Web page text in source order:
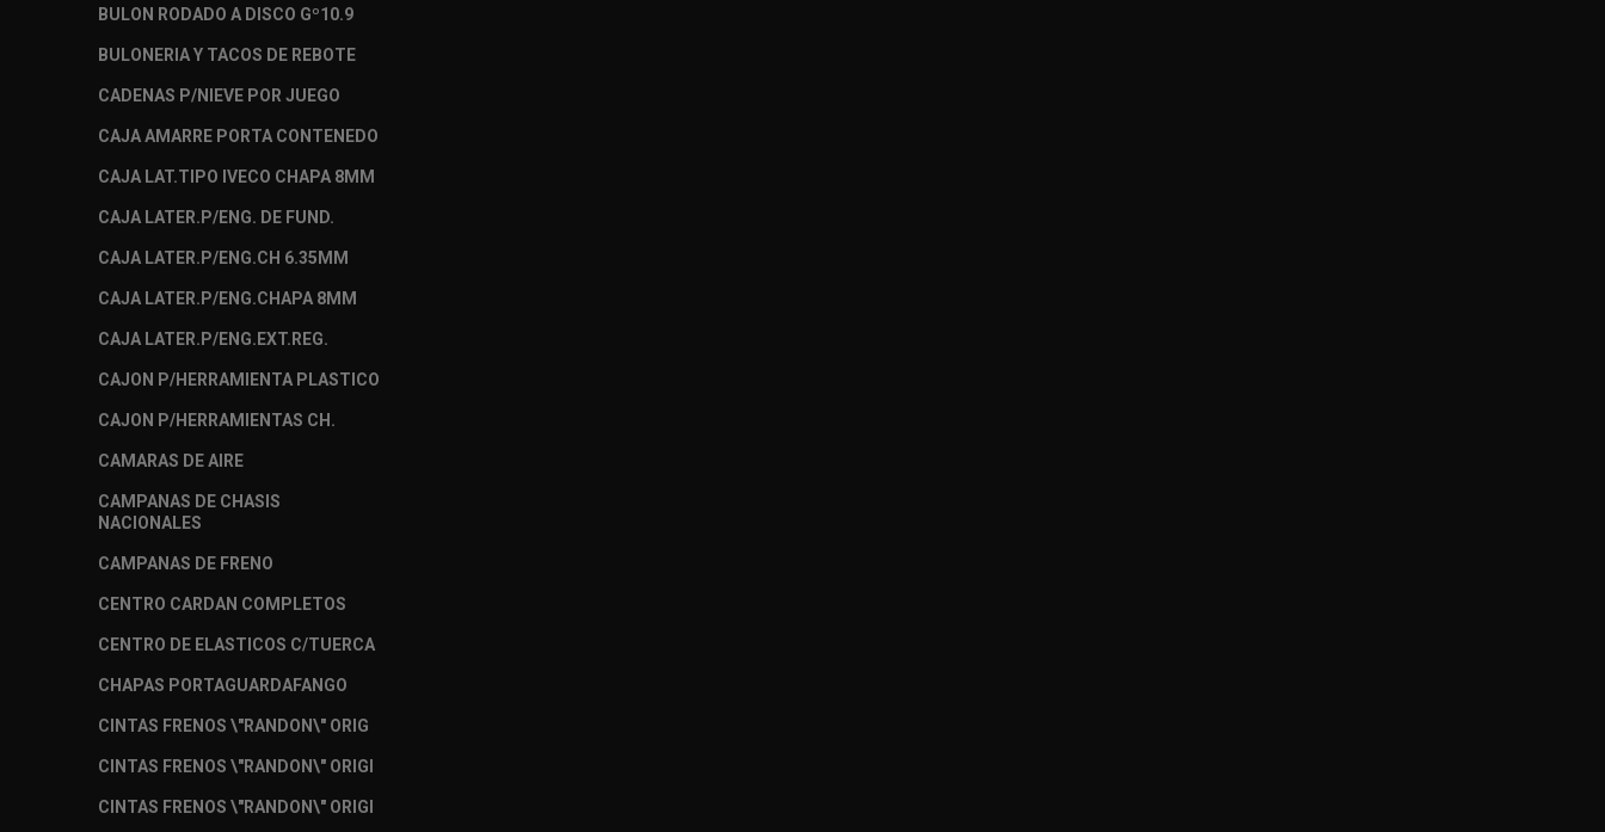
BULON RODADO A DISCO Gº10.9
BULONERIA Y TACOS DE REBOTE
CADENAS P/NIEVE POR JUEGO
CAJA AMARRE PORTA CONTENEDO
CAJA LAT.TIPO IVECO CHAPA 8MM
CAJA LATER.P/ENG. DE FUND.
CAJA LATER.P/ENG.CH 6.35MM
CAJA LATER.P/ENG.CHAPA 8MM
CAJA LATER.P/ENG.EXT.REG.
CAJON P/HERRAMIENTA PLASTICO
CAJON P/HERRAMIENTAS CH.
CAMARAS DE AIRE
CAMPANAS DE CHASIS
NACIONALES
CAMPANAS DE FRENO
CENTRO CARDAN COMPLETOS
CENTRO DE ELASTICOS C/TUERCA
CHAPAS PORTAGUARDAFANGO
CINTAS FRENOS \"RANDON\" ORIG
CINTAS FRENOS \"RANDON\" ORIGI
CINTAS FRENOS \"RANDON\" ORIGI